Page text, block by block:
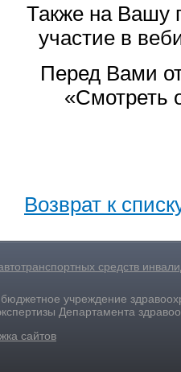
Также на Вашу
участие в
Перед Вами
«Смотреть
Возврат к
средств
учреждение
Департамента
сайтов